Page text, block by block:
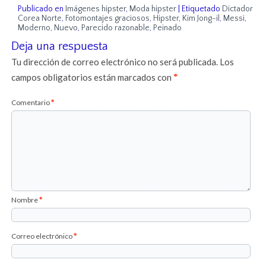
Publicado en Imágenes hipster, Moda hipster Etiquetado Dictador
Corea Norte, Fotomontajes graciosos, Hipster, Kim Jong-il , Messi,
Moderno, Nuevo, Parecido razonable, Peinado
Deja una respuesta
Tu dirección de correo electrónico no será publicada. Los
campos obligatorios están marcados con*
Comentario*
Nombre*
Correo electrónico*